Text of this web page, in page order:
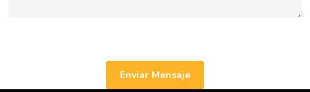
Enviar Mensaje